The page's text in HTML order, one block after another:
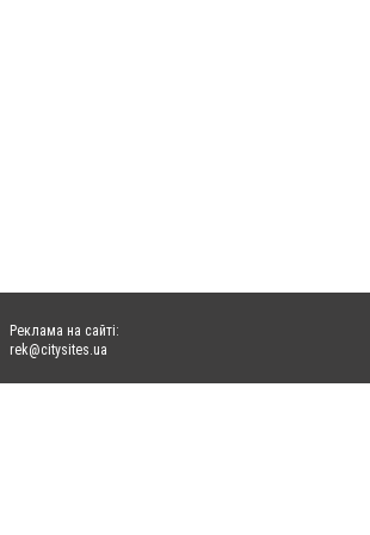
Реклама на сайті:
rek@citysites.ua